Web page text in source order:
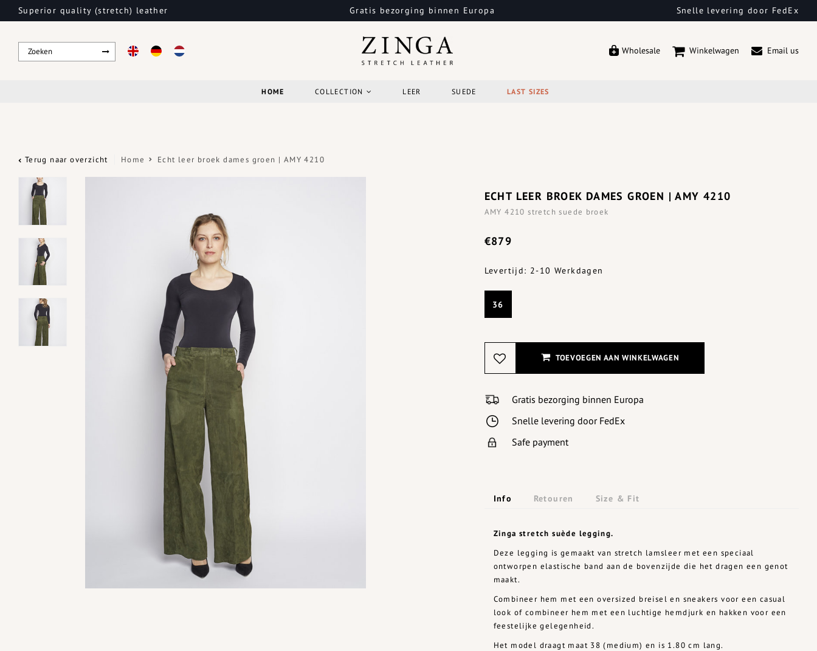
Superior quality (stretch) leather Gratis bezorging binnen Europa Snelle levering door FedEx
Wholesale Winkelwagen Email us
HOME COLLECTION LEER SUEDE LAST SIZES
Terug naar overzicht Home Echt leer broek dames groen | AMY 4210
ECHT LEER BROEK DAMES GROEN | AMY 4210
AMY 4210 stretch suede broek
€879
Levertijd: 2-10 Werkdagen
36
TOEVOEGEN AAN WINKELWAGEN
Gratis bezorging binnen Europa
Snelle levering door FedEx
Safe payment
Info Retouren Size & Fit
Zinga stretch suède legging.
Deze legging is gemaakt van stretch lamsleer met een speciaal
ontworpen elastische band aan de bovenzijde die het dragen een genot
maakt.
Combineer hem met een oversized breisel en sneakers voor een casual
look of combineer hem met een luchtige hemdjurk en hakken voor een
feestelijke gelegenheid.
Het model draagt maat 38 (medium) en is 1.80 cm lang.